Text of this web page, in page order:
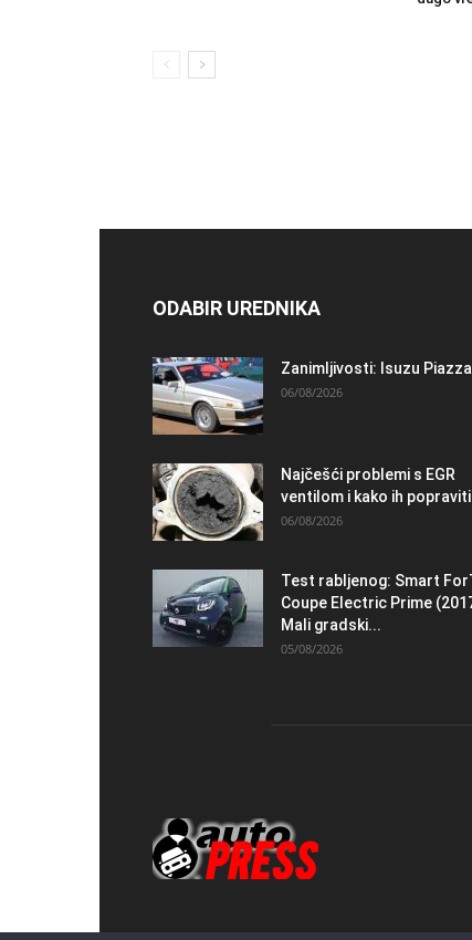
ODABIR UREDNIKA
Zanimljivosti: Isuzu Piazza
06/08/2026
Najčešći problemi s EGR
ventilom i kako ih popraviti
06/08/2026
Test rabljenog: Smart
Coupe Electric Prime
Mali gradski...
05/08/2026